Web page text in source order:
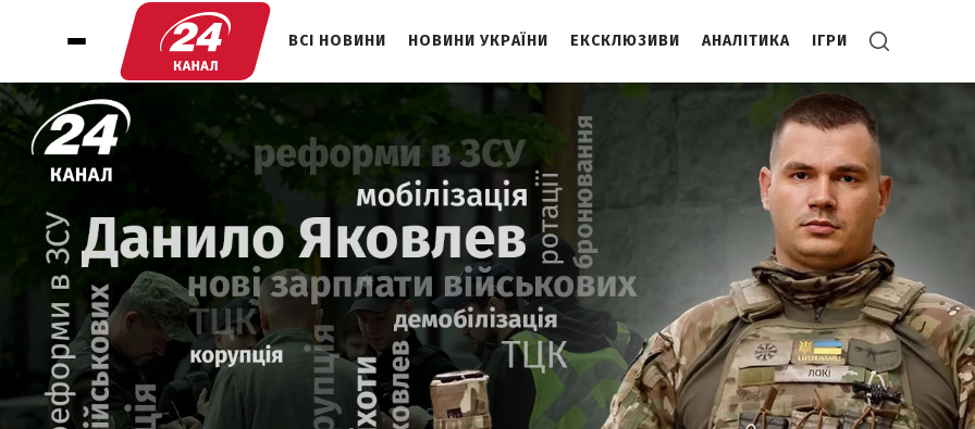
ВСІ НОВИНИ НОВИНИ УКРАЇНИ ЕКСКЛЮЗИВИ АНАЛІТИКА ІГРИ
ЧИ ЗМІНИТЬ НОВА СИСТЕМА ЗАРПЛАТ
СИТУАЦІЮ В АРМІЇ?
ПОПОВНЕННЯ ВІЙСЬКА СЬОГОДНІ?
ЯК ВІДНОВИТИ ДОВІРУ ДО СИСТЕМИ
МОБІЛІЗАЦІЇ?